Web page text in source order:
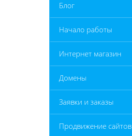
Блог
Начало работы
Интернет магазин
Домены
Заявки и заказы
Продвижение сайтов